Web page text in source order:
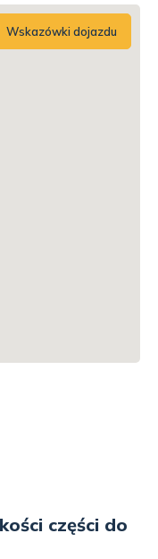
Wskazówki dojazdu
części do